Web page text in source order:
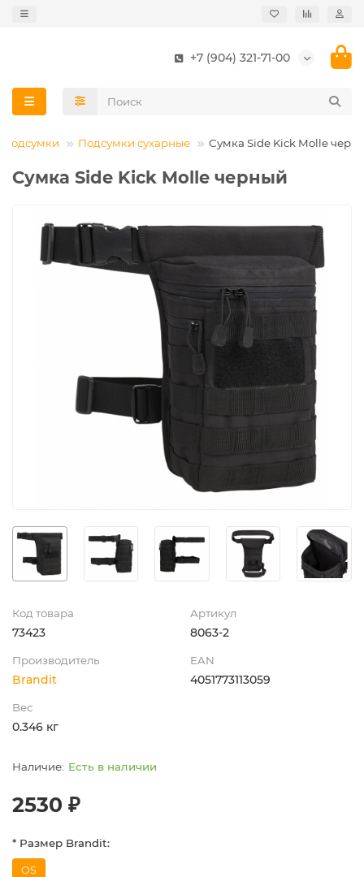
+7 (904) 321-71-00
Подсумки Подсумки сухарные Сумка Side Kick Molle
Сумка Side Kick Molle черный
Код товара
73423
Артикул
8063-2
Производитель
Brandit
EAN
4051773113059
Вес
0.346 кг
Есть в наличии
2530 ₽
* Размер Brandit:
OS